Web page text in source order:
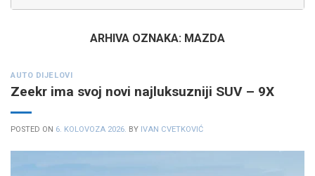
ARHIVA OZNAKA: MAZDA
AUTO DIJELOVI
Zeekr ima svoj novi najluksuzniji SUV – 9X
POSTED ON 6. KOLOVOZA 2026. BY IVAN CVETKOVIĆ